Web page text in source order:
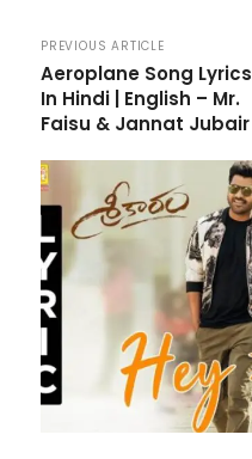
PREVIOUS ARTICLE
Aeroplane Song Lyrics
In Hindi | English – Mr.
Faisu & Jannat Jubair